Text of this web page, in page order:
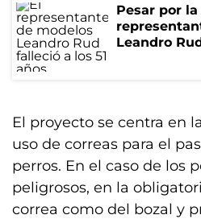
Pesar por
Leandro
El proyecto se centra en
uso de correas para el
perros. En el caso de los
peligrosos, en la
correa como del bozal y